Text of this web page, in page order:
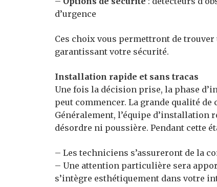
d’urgence
Ces choix vous permettront de
garantissant votre sécurité.
Installation rapide et sans tracas
Une fois la décision prise, la phase
peut commencer. La grande qualité
Généralement, l’équipe d’installation
désordre ni poussière. Pendant cette
– Les techniciens s’assureront de la
– Une attention particulière sera
s’intègre esthétiquement dans votre